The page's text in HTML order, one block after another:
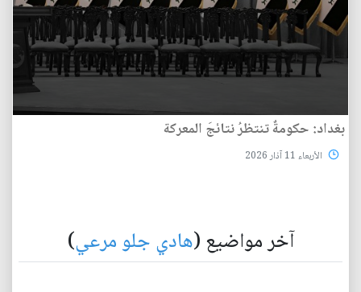
بغداد: حكومةٌ تنتظرُ نتائجَ المعركة
الأربعاء 11 آذار 2026
آخر مواضيع (هادي جلو مرعي)